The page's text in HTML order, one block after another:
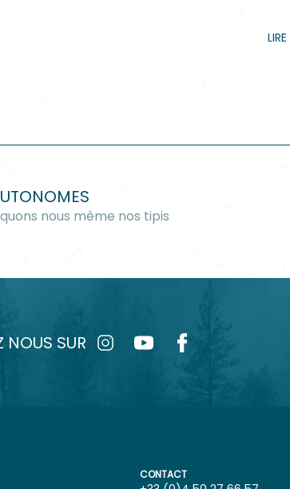
nous même nos tipis
NOUS SUR
CONTACT